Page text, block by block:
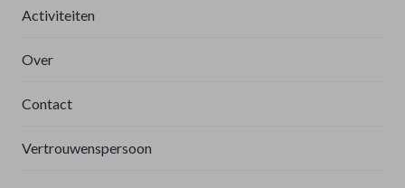
Activiteiten
Over
Contact
Vertrouwenspersoon